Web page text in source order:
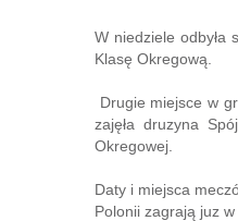
W niedziele odbyła
Klasę Okregową.
Drugie miejsce w
zajęła druzyna
Okregowej.
Daty i miejsca
Polonii zagrają juz